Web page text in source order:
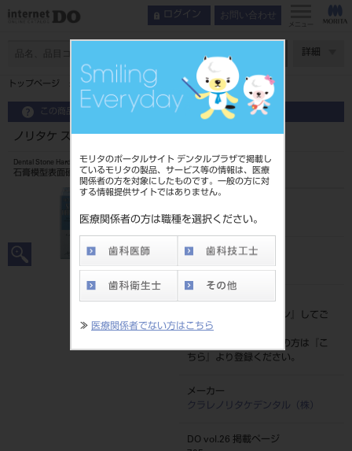
モリタのポータルサイト デンタルプラザで掲載し
ているモリタの製品、サービス等の情報は、医療
関係者の方を対象にしたものです。一般の方に対
する情報提供サイトではありません。
医療関係者の方は職種を選択ください。
≫ 医療関係者でない方はこちら
ログイン お問い合わせ
メニュー
詳細
トップページ ノリタケ ストンハードナー
この商品に関するお問い合わせ
ノリタケ ストンハードナー
Dental Stone Hardening Agent
石膏模型表面硬化材
202280925
JAN/EANコード
標準価格
ログイン
』してご
覧ください。
ネット会員登録がまだの方は『
こ
ちら
』より登録ください。
メーカー
クラレノリタケデンタル（株）
DO vol.26 掲載ページ